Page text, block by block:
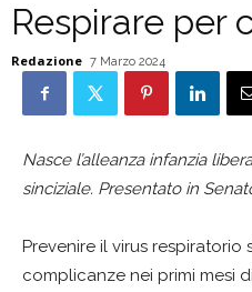
Respirare per
Redazione 7 Marzo 2024
Nasce l’alleanza infanzia
sinciziale. Presentato in
Prevenire il virus respiratorio
complicanze nei primi mesi